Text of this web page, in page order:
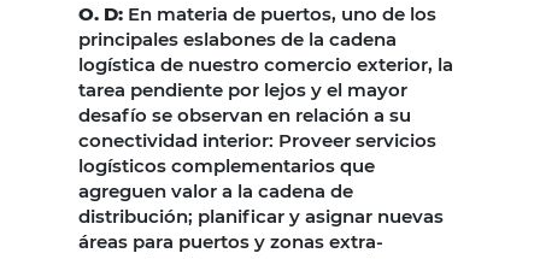
O. D: En materia de puertos, uno de los
principales eslabones de la cadena
logística de nuestro comercio exterior, la
tarea pendiente por lejos y el mayor
desafío se observan en relación a su
conectividad interior: Proveer servicios
logísticos complementarios que
agreguen valor a la cadena de
distribución; planificar y asignar nuevas
áreas para puertos y zonas extra-